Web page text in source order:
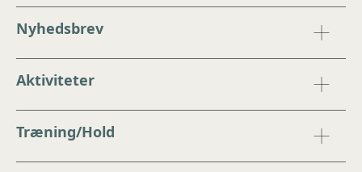
Nyhedsbrev
Aktiviteter
Træning/Hold